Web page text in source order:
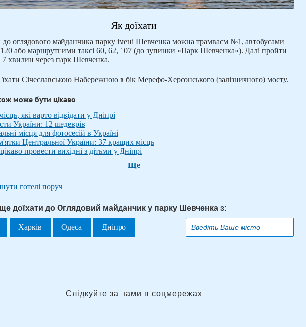
Як доїхати
до оглядового майданчика парку імені Шевченка можна трамваєм №1, автобусами
або маршрутними таксі 60, 62, 107 (до зупинки «Парк Шевченка»). Далі пройти
7 хвилин через парк Шевченка.
Січеславською Набережною в бік Мерефо-Херсонського (залізничного) мосту.
може бути цікаво
які варто відвідати у Дніпрі
України: 12 шедеврів
місця для фотосесій в Україні
Центральної України: 37 кращих місць
провести вихідні з дітьми у Дніпрі
Ще
готелі поруч
доїхати до Оглядовий майданчик у парку Шевченка з:
Харків Одеса Дніпро
Слідкуйте за нами в соцмережах